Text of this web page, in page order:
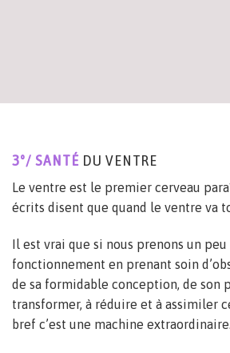
3°/ SANTÉ DU VENTRE
Le ventre est le premier cerveau
écrits disent que quand le ventre va
Il est vrai que si nous prenons un
fonctionnement en prenant soin
de sa formidable conception, de son
transformer, à réduire et à assimiler
bref c’est une machine extraordinaire.